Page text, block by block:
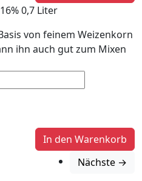
0,7 Liter
von feinem Weizenkorn
ihn auch gut zum Mixen
Nächste →